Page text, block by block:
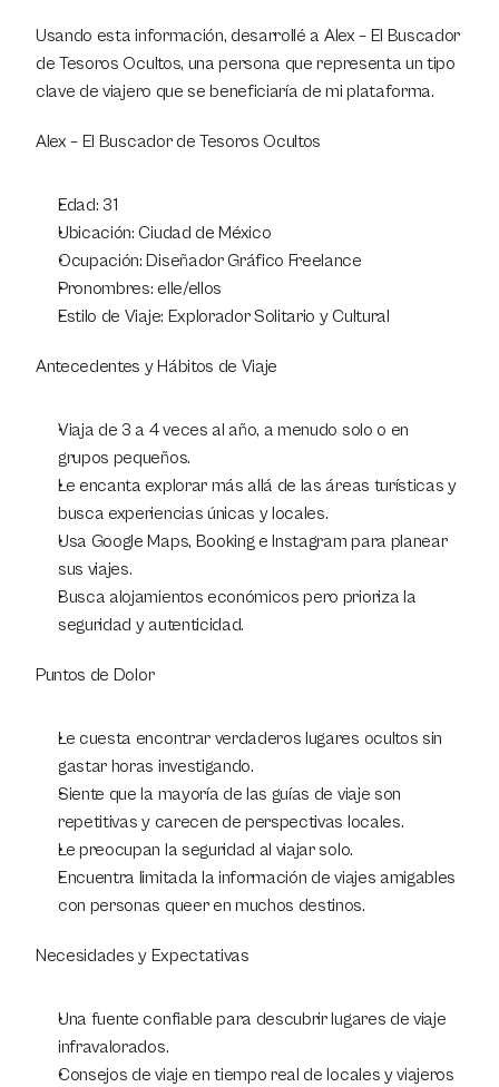
Usando esta información, desarrollé a Alex – El Buscador
de Tesoros Ocultos, una persona que representa un tipo
clave de viajero que se beneficiaría de mi plataforma.
Alex – El Buscador de Tesoros Ocultos
Edad: 31
Ubicación: Ciudad de México
Ocupación: Diseñador Gráfico Freelance
Pronombres: elle/ellos
Estilo de Viaje: Explorador Solitario y Cultural
Antecedentes y Hábitos de Viaje
Viaja de 3 a 4 veces al año, a menudo solo o en
grupos pequeños.
Le encanta explorar más allá de las áreas turísticas y
busca experiencias únicas y locales.
Usa Google Maps, Booking e Instagram para planear
sus viajes.
Busca alojamientos económicos pero prioriza la
seguridad y autenticidad.
Puntos de Dolor
Le cuesta encontrar verdaderos lugares ocultos sin
gastar horas investigando.
Siente que la mayoría de las guías de viaje son
repetitivas y carecen de perspectivas locales.
Le preocupan la seguridad al viajar solo.
Encuentra limitada la información de viajes amigables
con personas queer en muchos destinos.
Necesidades y Expectativas
Una fuente confiable para descubrir lugares de viaje
infravalorados.
Consejos de viaje en tiempo real de locales y viajeros